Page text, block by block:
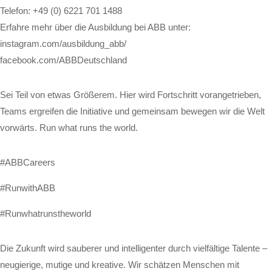
Telefon: +49 (0) 6221 701 1488
Erfahre mehr über die Ausbildung bei ABB unter:
instagram.com/ausbildung_abb/
facebook.com/ABBDeutschland
Sei Teil von etwas Größerem. Hier wird Fortschritt vorangetrieben,
Teams ergreifen die Initiative und gemeinsam bewegen wir die Welt
vorwärts. Run what runs the world.
#ABBCareers
#RunwithABB
#Runwhatrunstheworld
Die Zukunft wird sauberer und intelligenter durch vielfältige Talente –
neugierige, mutige und kreative. Wir schätzen Menschen mit